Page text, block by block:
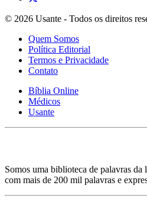
© 2026 Usante - Todos os direitos
Quem Somos
Política Editorial
Termos e Privacidade
Contato
Bíblia Online
Médicos
Usante
Somos uma biblioteca de palavras
com mais de 200 mil palavras e